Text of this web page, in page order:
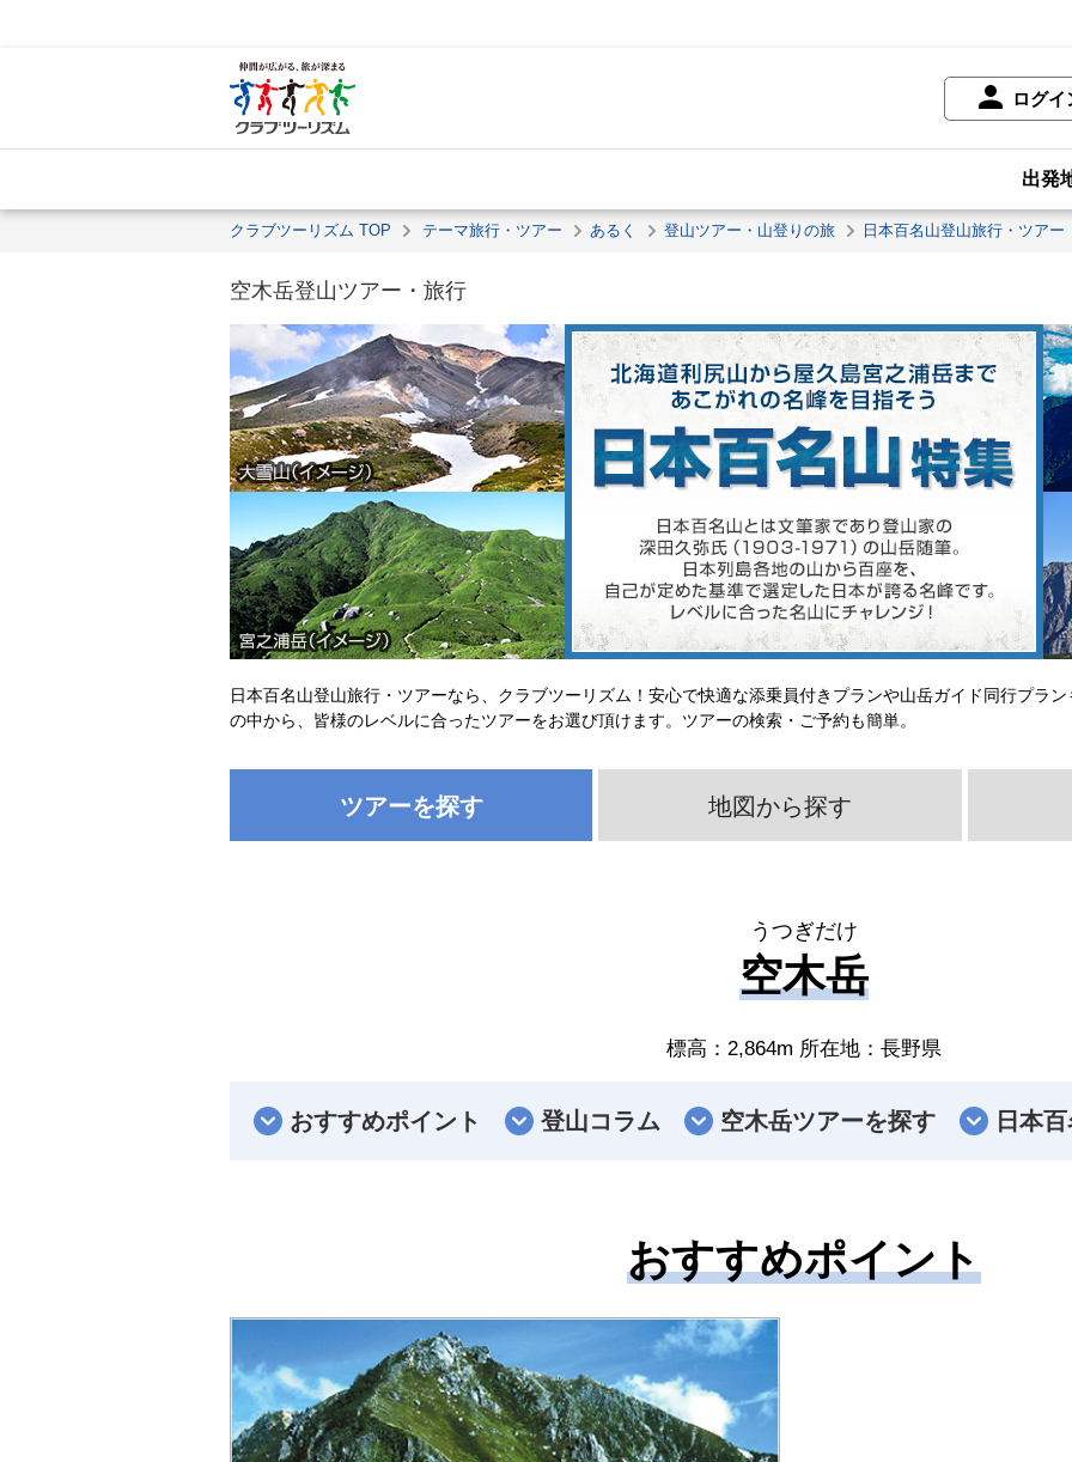
ログイ
出発
クラブツーリズム TOP テーマ旅行・ツアー あるく 登山ツアー・山登りの旅 日本百名山登山旅行・ツアー
空木岳登山ツアー・旅行
日本百名山登山旅行・ツアーなら、クラブツーリズム！安心で快適な添乗員付きプランや山岳ガイド同行プラ
の中から、皆様のレベルに合ったツアーをお選び頂けます。ツアーの検索・ご予約も簡単。
ツアーを探す 地図から探す
うつぎだけ
空木岳
標高：2,864m 所在地：長野県
おすすめポイント 登山コラム 空木岳ツアーを探す 日本
おすすめポイント